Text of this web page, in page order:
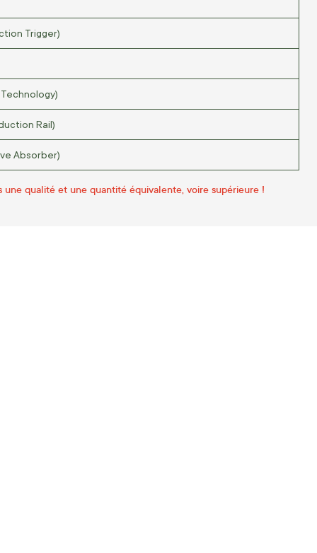
Trigger)
Rail)
Absorber)
qualité et une quantité équivalente, voire supérieure !